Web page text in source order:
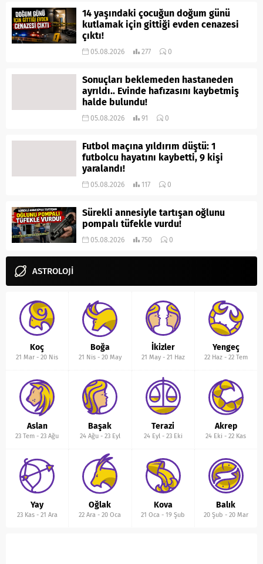
14 yaşındaki çocuğun doğum günü
kutlamak için gittiği evden cenazesi
çıktı!
05.08.2026 277 0
Sonuçları beklemeden hastaneden
ayrıldı.. Evinde hafızasını kaybetmiş
halde bulundu!
05.08.2026 91 0
Futbol maçına yıldırım düştü: 1
futbolcu hayatını kaybetti, 9 kişi
yaralandı!
05.08.2026 117 0
Sürekli annesiyle tartışan oğlunu
pompalı tüfekle vurdu!
05.08.2026 750 0
ASTROLOJİ
Koç
21 Mar -20 Nis
Boğa
21 Nis- 20 May
İkizler
21 May- 21 Haz
Yengeç
22 Haz- 22 Tem
Aslan
23 Tem -23 Ağu
Başak
24 Ağu- 23 Eyl
Terazi
24 Eyl - 23 Eki
Akrep
24 Eki -22 Kas
Yay
23 Kas- 21 Ara
Oğlak
22 Ara -20 Oca
Kova
21 Oca -19 Şub
Balık
20 Şub - 20 Mar